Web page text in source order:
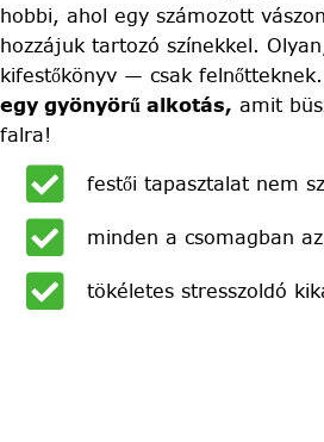
hobbi, ahol egy számozott
hozzájuk tartozó színekkel.
kifestőkönyv — csak felnőtteknek.
egy gyönyörű alkotás, amit
falra!
festői tapasztalat nem
minden a csomagban
tökéletes stresszoldó